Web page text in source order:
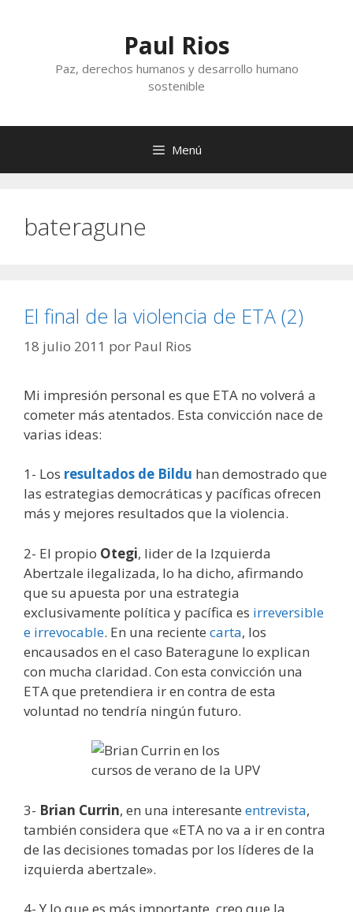
Paul Rios
Paz, derechos humanos y desarrollo humano
sostenible
Menú
bateragune
El final de la violencia de ETA (2)
18 julio 2011 por Paul Rios
Mi impresión personal es que ETA no volverá a
cometer más atentados. Esta convicción nace de
varias ideas:
1- Los resultados de Bildu han demostrado que
las estrategias democráticas y pacíficas ofrecen
más y mejores resultados que la violencia.
2- El propio Otegi, lider de la Izquierda
Abertzale ilegalizada, lo ha dicho, afirmando
que su apuesta por una estrategia
exclusivamente política y pacífica es irreversible
e irrevocable. En una reciente carta, los
encausados en el caso Bateragune lo explican
con mucha claridad. Con esta convicción una
ETA que pretendiera ir en contra de esta
voluntad no tendría ningún futuro.
3- Brian Currin, en una interesante entrevista,
también considera que «ETA no va a ir en contra
de las decisiones tomadas por los líderes de la
izquierda abertzale».